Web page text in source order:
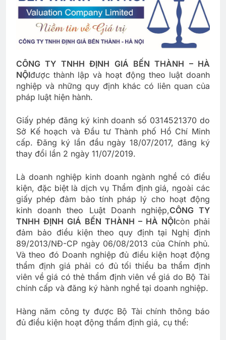
CÔNG TY TNHH ĐỊNH GIÁ BẾN THÀNH – HÀ
NỘIđược thành lập và hoạt động theo luật doanh
nghiệp và những quy định khác có liên quan của
pháp luật hiện hành.
Giấy phép đăng ký kinh doanh số 0314521370 do
Sở Kế hoạch và Đầu tư Thành phố Hồ Chí Minh
cấp. Đăng ký lần đầu ngày 18/07/2017, đăng ký
thay đổi lần 2 ngày 11/07/2019.
Là doanh nghiệp kinh doanh ngành nghề có điều
kiện, đặc biệt là dịch vụ Thẩm định giá, ngoài các
giấy phép đảm bảo tính pháp lý cho hoạt động
kinh doanh theo Luật Doanh nghiệp,CÔNG TY
TNHH ĐỊNH GIÁ BẾN THÀNH – HÀ NỘIcòn phải
đảm bảo điều kiện theo quy định tại Nghị định
89/2013/NĐ-CP ngày 06/08/2013 của Chính phủ.
Và theo đó Doanh nghiệp đủ điều kiện hoạt động
thẩm định giá phải có đủ tối thiểu ba thẩm định
viên về giá có thẻ thẩm định viên về giá do Bộ Tài
chính cấp và đăng ký hành nghề tại doanh nghiệp.
Hàng năm công ty được Bộ Tài chính thông báo
đủ điều kiện hoạt động thẩm định giá, cụ thể: